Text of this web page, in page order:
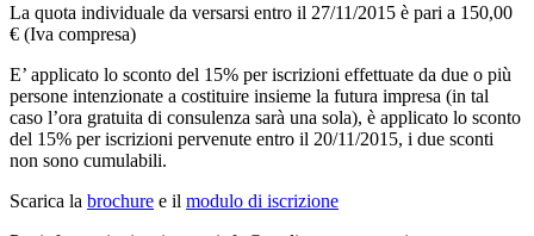
La quota individuale da versarsi entro il 27/11/2015 è pari a 150,00
€ (Iva compresa)
E’ applicato lo sconto del 15% per iscrizioni effettuate da due o più
persone intenzionate a costituire insieme la futura impresa (in tal
caso l’ora gratuita di consulenza sarà una sola), è applicato lo sconto
del 15% per iscrizioni pervenute entro il 20/11/2015, i due sconti
non sono cumulabili.
Scarica la brochure e il modulo di iscrizione